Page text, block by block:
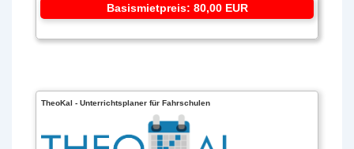
Basismietpreis: 80,00 EUR
TheoKal - Unterrichtsplaner für Fahrschulen